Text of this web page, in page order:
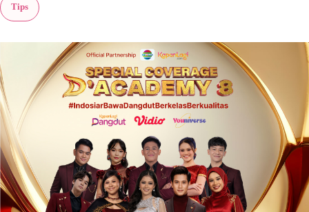
Tips